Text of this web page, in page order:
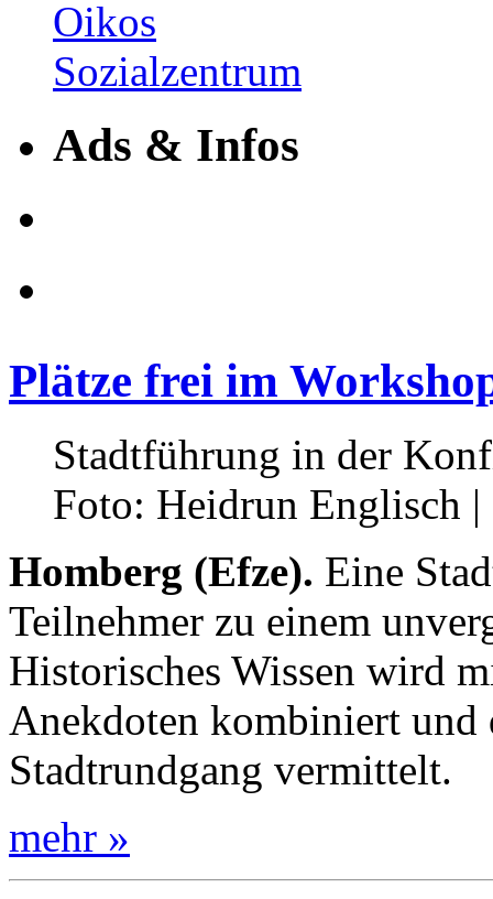
Ads & Infos
Plätze frei im
Stadtführung in der
Foto: Heidrun Englisch |
Homberg (Efze). Eine
Teilnehmer zu einem
Historisches Wissen wird
Anekdoten kombiniert und
Stadtrundgang vermittelt.
mehr »